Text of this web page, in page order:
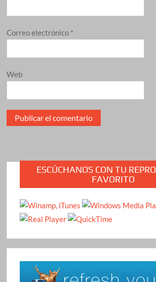
Correo electrónico *
Web
ESCÚCHANOS CON TU
FAVORITO